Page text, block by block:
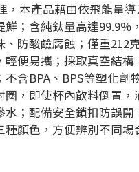
，本產品藉由依飛能量導
鮮；含純鈦量高達99.9%
防酸鹼腐蝕；僅重212
輕便易攜；採取真空結構
含BPA、BPS等塑化劑
圈，即使杯內飲料倒置，
水；配備安全鎖扣防誤開
顏色，方便辨別不同場